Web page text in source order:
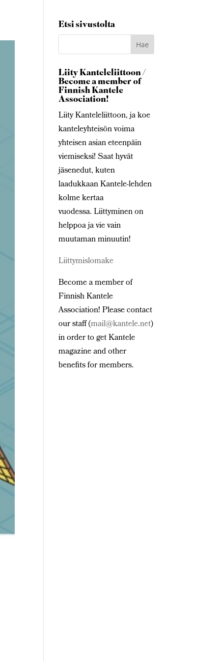
Etsi sivustolta
Liity Kanteleliittoon /
Become a member of
Finnish Kantele
Association!
Liity Kanteleliittoon, ja koe
kanteleyhteisön voima
yhteisen asian eteenpäin
viemiseksi! Saat hyvät
jäsenedut, kuten
laadukkaan Kantele-lehden
kolme kertaa
vuodessa. Liittyminen on
helppoa ja vie vain
muutaman minuutin!
Liittymislomake
Become a member of
Finnish Kantele
Association! Please contact
our staff (mail@kantele.net)
in order to get Kantele
magazine and other
benefits for members.